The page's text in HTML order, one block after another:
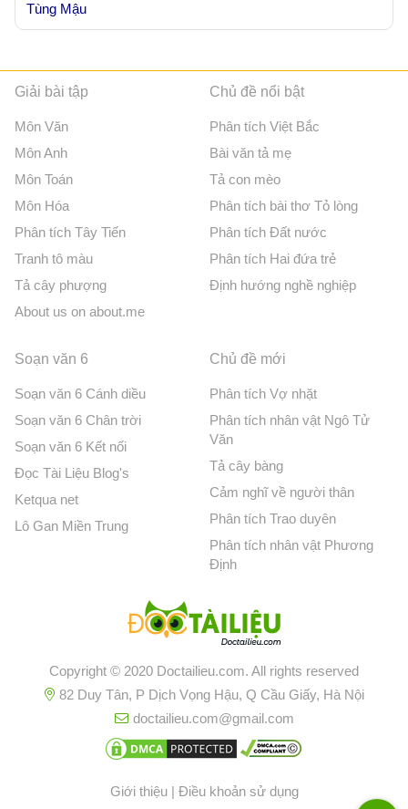
Tùng Mậu
Giải bài tập
Môn Văn
Môn Anh
Môn Toán
Môn Hóa
Phân tích Tây Tiến
Tranh tô màu
Tả cây phượng
About us on about.me
Chủ đề nổi bật
Phân tích Việt Bắc
Bài văn tả mẹ
Tả con mèo
Phân tích bài thơ Tỏ lòng
Phân tích Đất nước
Phân tích Hai đứa trẻ
Định hướng nghề nghiệp
Soạn văn 6
Soạn văn 6 Cánh diều
Soạn văn 6 Chân trời
Soạn văn 6 Kết nối
Đọc Tài Liệu Blog's
Ketqua net
Lô Gan Miền Trung
Chủ đề mới
Phân tích Vợ nhặt
Phân tích nhân vật Ngô Tử
Văn
Tả cây bàng
Cảm nghĩ về người thân
Phân tích Trao duyên
Phân tích nhân vật Phương
Định
Copyright © 2020 Doctailieu.com. All rights reserved
82 Duy Tân, P Dịch Vọng Hậu, Q Cầu Giấy, Hà Nội
doctailieu.com@gmail.com
Giới thiệu| Điều khoản sử dụng